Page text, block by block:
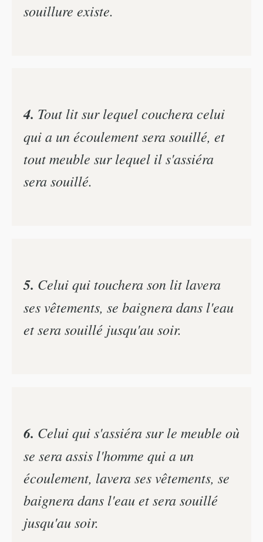
souillure existe.
4. Tout lit sur lequel couchera celui
qui a un écoulement sera souillé, et
tout meuble sur lequel il s'assiéra
sera souillé.
5. Celui qui touchera son lit lavera
ses vêtements, se baignera dans l'eau
et sera souillé jusqu'au soir.
6. Celui qui s'assiéra sur le meuble où
se sera assis l'homme qui a un
écoulement, lavera ses vêtements, se
baignera dans l'eau et sera souillé
jusqu'au soir.